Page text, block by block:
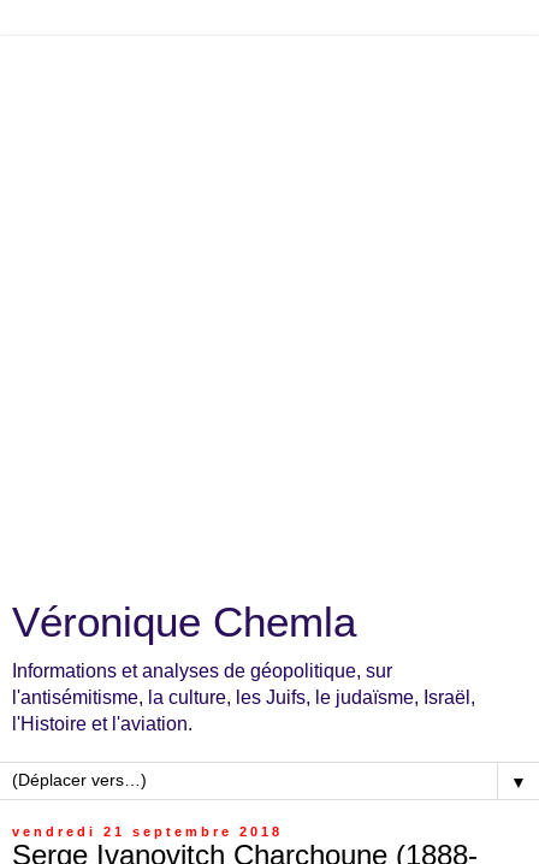
Véronique Chemla
Informations et analyses de géopolitique, sur
l'antisémitisme, la culture, les Juifs, le judaïsme, Israël,
l'Histoire et l'aviation.
▼
vendredi 21 septembre 2018
Serge Ivanovitch Charchoune (1888-